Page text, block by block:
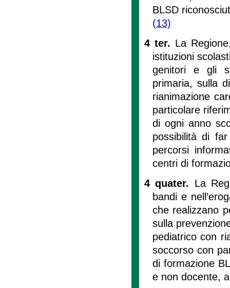
BLSD
(13)
4 ter. La
istituzioni
genitori e gli
primaria, sulla
rianimazione
particolare
di ogni anno
possibilità di
percorsi
centri di
4 quater. La
bandi e
che realizzano
sulla
pediatrico con
soccorso con
di formazione
e non docente,